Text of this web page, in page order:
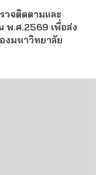
วจติดตามและ
พ.ศ.2569 เพื่อส่ง
งมหาวิทยาลัย